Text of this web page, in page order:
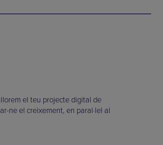
el teu projecte digital de
ne el creixement, en paral·lel al